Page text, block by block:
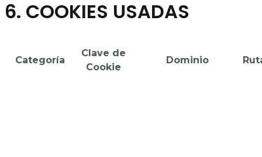
6. COOKIES USADAS
Categoría
Clave de
Cookie
Dominio